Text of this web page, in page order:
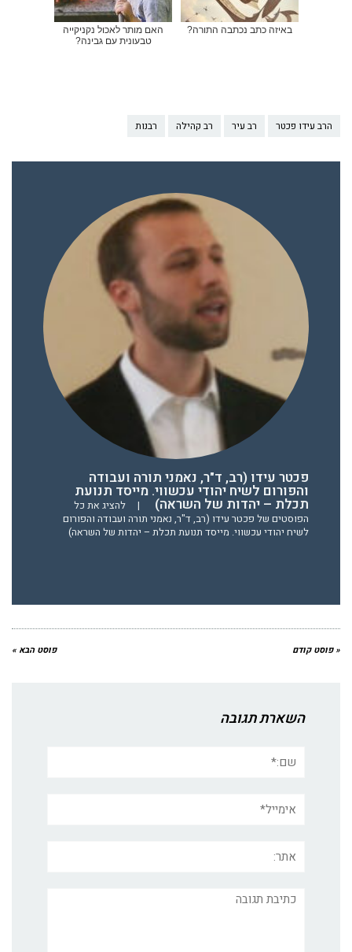
באיזה כתב נכתבה התורה?
האם מותר לאכול נקניקייה
טבעונית עם גבינה?
הרב עידו פכטר רב עיר רב קהילה רבנות
פכטר עידו (רב, ד"ר, נאמני תורה ועבודה
והפורום לשיח יהודי עכשווי. מייסד תנועת
תכלת – יהדות של השראה) |
להציג את כל
הפוסטים של פכטר עידו (רב, ד"ר, נאמני תורה ועבודה והפורום
לשיח יהודי עכשווי. מייסד תנועת תכלת – יהדות של השראה)
« פוסט קודם פוסט הבא »
השארת תגובה
תגובה